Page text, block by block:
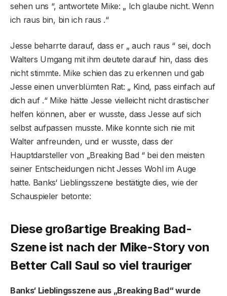
sehen uns “, antwortete Mike: „ Ich glaube nicht. Wenn
ich raus bin, bin ich raus .“
Jesse beharrte darauf, dass er „ auch raus “ sei, doch
Walters Umgang mit ihm deutete darauf hin, dass dies
nicht stimmte. Mike schien das zu erkennen und gab
Jesse einen unverblümten Rat: „ Kind, pass einfach auf
dich auf .“ Mike hätte Jesse vielleicht nicht drastischer
helfen können, aber er wusste, dass Jesse auf sich
selbst aufpassen musste. Mike konnte sich nie mit
Walter anfreunden, und er wusste, dass der
Hauptdarsteller von „Breaking Bad “ bei den meisten
seiner Entscheidungen nicht Jesses Wohl im Auge
hatte. Banks‘ Lieblingsszene bestätigte dies, wie der
Schauspieler betonte:
Diese großartige Breaking Bad-
Szene ist nach der Mike-Story von
Better Call Saul so viel trauriger
Banks‘ Lieblingsszene aus „Breaking Bad“ wurde